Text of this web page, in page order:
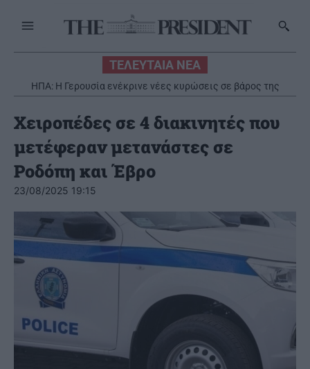
ΤΕΛΕΥΤΑΙΑ ΝΕΑ
ΗΠΑ: Η Γερουσία ενέκρινε νέες κυρώσεις σε βάρος της
Ρωσίας
Χειροπέδες σε 4 διακινητές που
μετέφεραν μετανάστες σε
Ροδόπη και Έβρο
23/08/2025 19:15